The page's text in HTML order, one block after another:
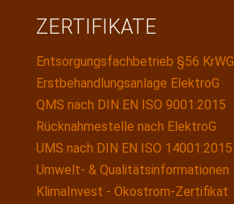
ZERTIFIKATE
Entsorgungsfachbetrieb §56 KrWG
Erstbehandlungsanlage ElektroG
QMS nach DIN EN ISO 9001:2015
Rücknahmestelle nach ElektroG
UMS nach DIN EN ISO 14001:2015
Umwelt- & Qualitätsinformationen
KlimaInvest - Ökostrom-Zertifikat